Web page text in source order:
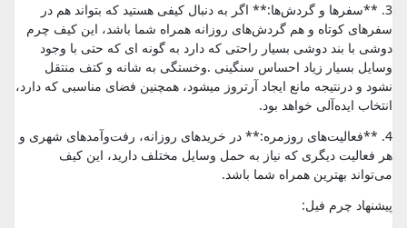
3. **سفرها و گردش‌ها:** اگر به دنبال کیفی هستید که بتواند هم در
سفرهای کوتاه و هم گردش‌های روزانه همراه شما باشد، این کیف چرم
دوشی با بند دوشی بسیار راحتی که دارد به گونه ای که حتی با وجود
وسایل بسیار زیاد احساس سنگینی .وخستگی به شانه و کتف منتقل
نشود و درنتیجه مانع ایجاد آرتروز میشود، همچنین فضای مناسبی که دارد،
انتخاب ایده‌آلی خواهد بود.
4. **فعالیت‌های روزمره:** در خریدهای روزانه، رفت‌وآمدهای شهری و
هر فعالیت دیگری که نیاز به حمل وسایل مختلف دارید، این کیف
می‌تواند بهترین همراه شما باشد.
پیشنهاد چرم فیل: